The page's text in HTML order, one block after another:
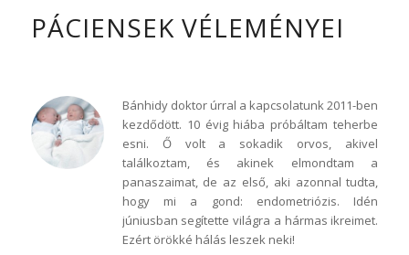
PÁCIENSEK VÉLEMÉNYEI
Bánhidy doktor úrral a kapcsolatunk 2011-ben
kezdődött. 10 évig hiába próbáltam teherbe
esni. Ő volt a sokadik orvos, akivel
találkoztam, és akinek elmondtam a
panaszaimat, de az első, aki azonnal tudta,
hogy mi a gond: endometriózis. Idén
júniusban segítette világra a hármas ikreimet.
Ezért örökké hálás leszek neki!